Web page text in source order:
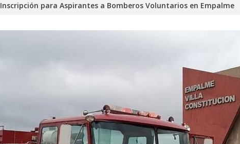
Inscripción para Aspirantes a Bomberos Voluntarios en Empalme